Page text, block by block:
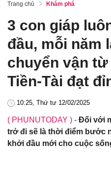
Trang chủ Khám phá
3 con giáp
đầu, mỗi năm
chuyển vận
Tiền-Tài đạt
10:25, Thứ tư 12/02/2025
( PHUNUTODAY ) - Đối với
trở đi sẽ là thời điểm bước
khởi đầu mới cho cuộc